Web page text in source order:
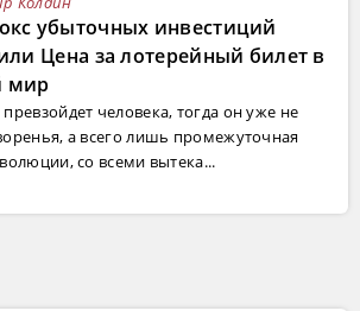
убыточных инвестиций
Цена за лотерейный билет в
мир
человека, тогда он уже не
а всего лишь промежуточная
со всеми вытека...